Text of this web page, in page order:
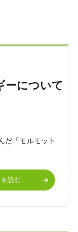
ーについて
だ「モルモット
読む